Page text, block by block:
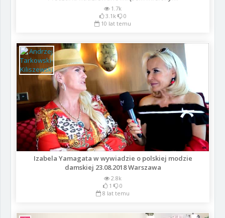
1.7k
3.1k
0
10 lat temu
Izabela Yamagata w wywiadzie o polskiej modzie
damskiej 23.08.2018 Warszawa
2.8k
1
0
8 lat temu